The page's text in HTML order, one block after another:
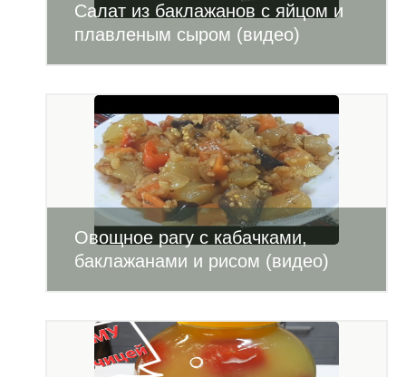
Салат из баклажанов с яйцом и
плавленым сыром (видео)
Овощное рагу с кабачками,
баклажанами и рисом (видео)